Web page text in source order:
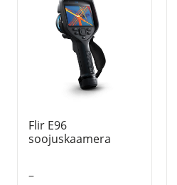
Flir E96
soojuskaamera
–